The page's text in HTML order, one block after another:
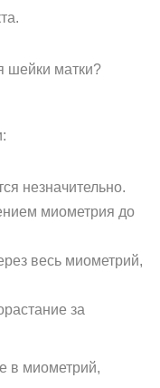
шейки матки?
незначительно.
миометрия до
весь миометрий,
за
в миометрий,